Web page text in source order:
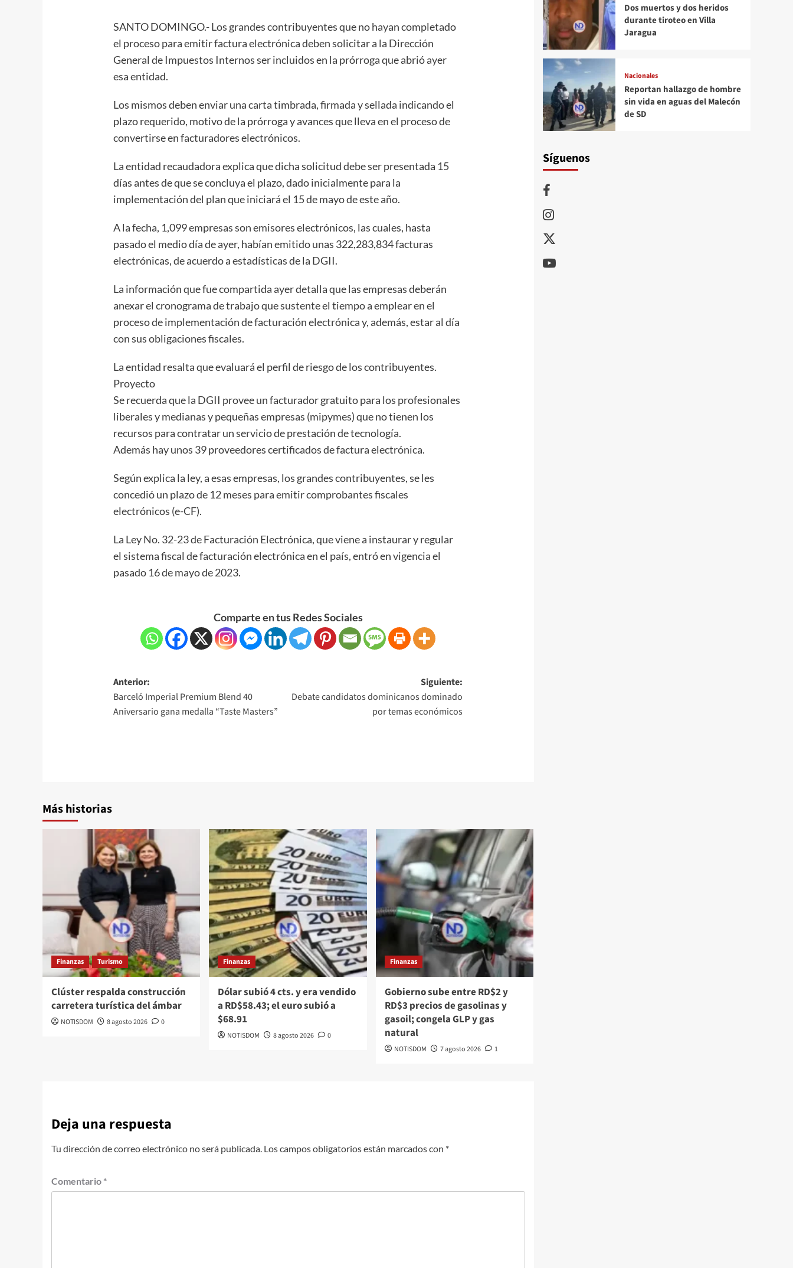
SANTO DOMINGO.- Los grandes contribuyentes que no hayan completado
el proceso para emitir factura electrónica deben solicitar a la Dirección
General de Impuestos Internos ser incluidos en la prórroga que abrió ayer
esa entidad.
Los mismos deben enviar una carta timbrada, firmada y sellada indicando el
plazo requerido, motivo de la prórroga y avances que lleva en el proceso de
convertirse en facturadores electrónicos.
La entidad recaudadora explica que dicha solicitud debe ser presentada 15
días antes de que se concluya el plazo, dado inicialmente para la
implementación del plan que iniciará el 15 de mayo de este año.
A la fecha, 1,099 empresas son emisores electrónicos, las cuales, hasta
pasado el medio día de ayer, habían emitido unas 322,283,834 facturas
electrónicas, de acuerdo a estadísticas de la DGII.
La información que fue compartida ayer detalla que las empresas deberán
anexar el cronograma de trabajo que sustente el tiempo a emplear en el
proceso de implementación de facturación electrónica y, además, estar al día
con sus obligaciones fiscales.
La entidad resalta que evaluará el perfil de riesgo de los contribuyentes.
Proyecto
Se recuerda que la DGII provee un facturador gratuito para los profesionales
liberales y medianas y pequeñas empresas (mipymes) que no tienen los
recursos para contratar un servicio de prestación de tecnología.
Además hay unos 39 proveedores certificados de factura electrónica.
Según explica la ley, a esas empresas, los grandes contribuyentes, se les
concedió un plazo de 12 meses para emitir comprobantes fiscales
electrónicos (e-CF).
La Ley No. 32-23 de Facturación Electrónica, que viene a instaurar y regular
el sistema fiscal de facturación electrónica en el país, entró en vigencia el
pasado 16 de mayo de 2023.
Comparte en tus Redes Sociales
Anterior:
Barceló Imperial Premium Blend 40
Aniversario gana medalla “Taste Masters”
Siguiente:
Debate candidatos dominicanos dominado
por temas económicos
Más historias
Finanzas Turismo
Clúster respalda construcción
carretera turística del ámbar
NOTISDOM 8 agosto 2026 0
Finanzas
Dólar subió 4 cts. y era vendido
a RD$58.43; el euro subió a
$68.91
NOTISDOM 8 agosto 2026 0
Finanzas
Gobierno sube entre RD$2 y
RD$3 precios de gasolinas y
gasoil; congela GLP y gas
natural
NOTISDOM 7 agosto 2026 1
Deja una respuesta
Tu dirección de correo electrónico no será publicada. Los campos obligatorios están marcados con *
Comentario *
Dos muertos y dos heridos
durante tiroteo en Villa
Jaragua
Nacionales
Reportan hallazgo de hombre
sin vida en aguas del Malecón
de SD
Síguenos